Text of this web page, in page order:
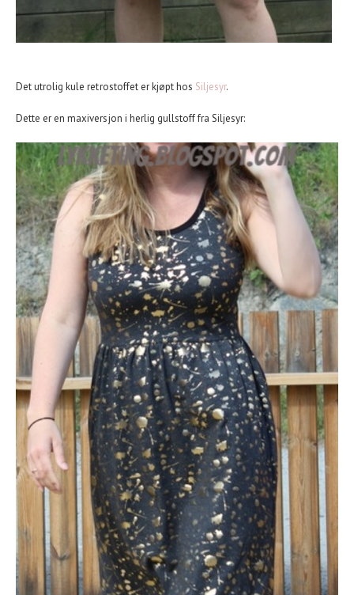
Det utrolig kule retrostoffet er kjøpt hos Siljesyr.
Dette er en maxiversjon i herlig gullstoff fra Siljesyr: